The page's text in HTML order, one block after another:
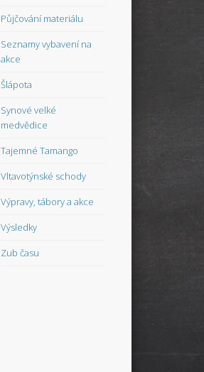
Půjčování materiálu
Seznamy vybavení na
akce
Šlápota
Synové velké
medvědice
Tajemné Tamango
Vltavotýnské schody
Výpravy, tábory a akce
Výsledky
Zub času